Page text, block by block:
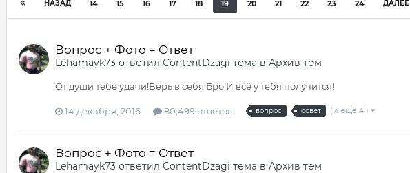
НАЗАД 14 15 16 17 18 19 20 21 22 23 24 ДАЛЕЕ
Вопрос + Фото = Ответ
Lehamayk73ответил ContentDzagi тема в Архив тем
От души тебе удачи!Верь в себя Бро!И всё у тебя получится!
14 декабря, 2016 80,499 ответов вопрос совет (и ещё 4 )
Вопрос + Фото = Ответ
Lehamayk73ответил ContentDzagi тема в Архив тем